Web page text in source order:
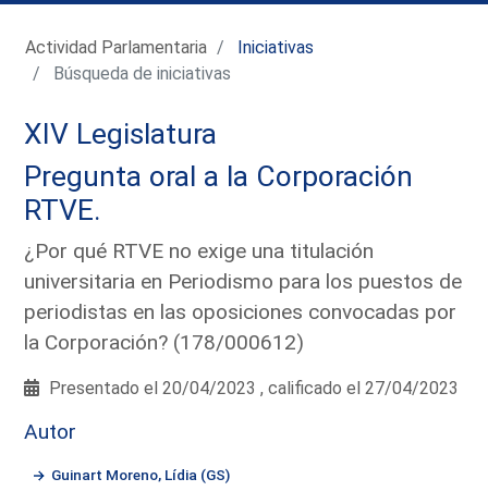
Actividad Parlamentaria
Iniciativas
Búsqueda de iniciativas
XIV Legislatura
Pregunta oral a la Corporación
RTVE.
¿Por qué RTVE no exige una titulación
universitaria en Periodismo para los puestos de
periodistas en las oposiciones convocadas por
la Corporación? (178/000612)
Presentado el 20/04/2023 , calificado el 27/04/2023
Autor
Guinart Moreno, Lídia (GS)